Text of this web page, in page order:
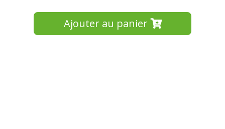
Ajouter au panier